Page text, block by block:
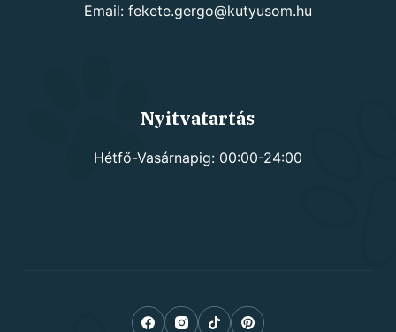
Email: fekete.gergo@kutyusom.hu
Nyitvatartás
Hétfő-Vasárnapig: 00:00-24:00